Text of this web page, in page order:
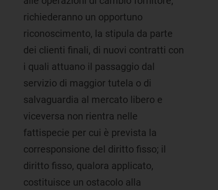
richiederanno un opportuno
riconoscimento, la stipula da parte
dei clienti finali, di nuovi contratti con
i quali attuano il passaggio dal
servizio di maggior tutela o di
salvaguardia al mercato libero e
viceversa non rientra nelle
fattispecie per cui è prevista la
corresponsione del diritto fisso; il
diritto fisso, qualora applicato,
costituisce un ostacolo alla